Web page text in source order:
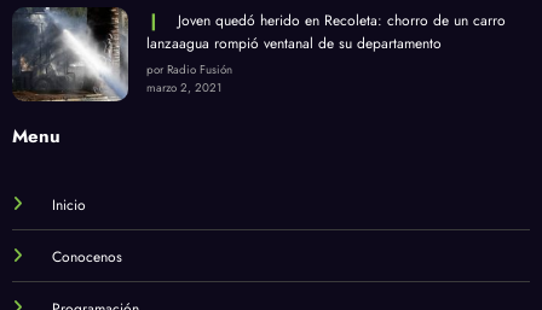
Joven quedó herido en Recoleta: chorro de un carro
lanzaagua rompió ventanal de su departamento
por Radio Fusión
marzo 2, 2021
Menu
Inicio
Conocenos